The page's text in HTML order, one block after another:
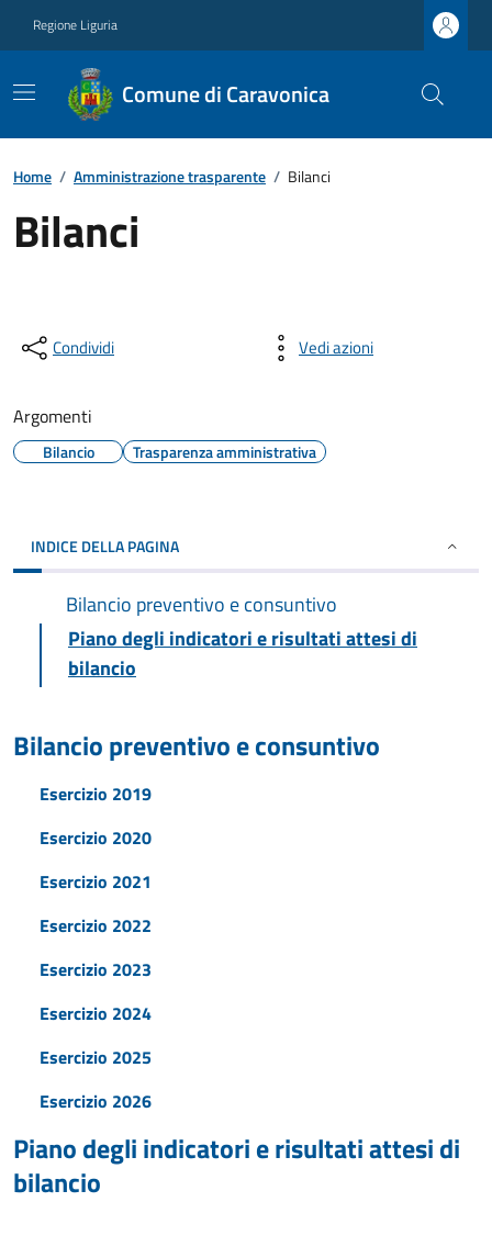
Regione Liguria
Comune di Caravonica
Home / Amministrazione trasparente / Bilanci
Bilanci
Condividi Vedi azioni
Argomenti
Bilancio Trasparenza amministrativa
INDICE DELLA PAGINA
Bilancio preventivo e consuntivo
Piano degli indicatori e risultati attesi di
bilancio
Bilancio preventivo e consuntivo
Esercizio 2019
Esercizio 2020
Esercizio 2021
Esercizio 2022
Esercizio 2023
Esercizio 2024
Esercizio 2025
Esercizio 2026
Piano degli indicatori e risultati attesi di
bilancio